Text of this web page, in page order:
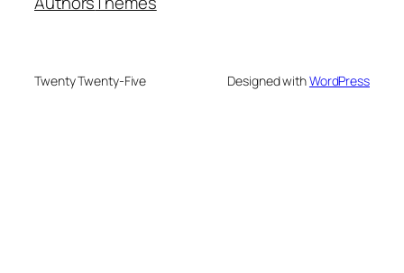
Twenty Twenty-Five Designed withWordPress